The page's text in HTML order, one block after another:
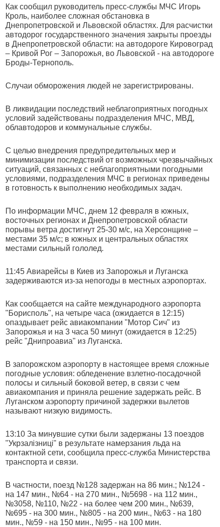
Как сообщил руководитель пресс-службы МЧС Игорь
Кроль, наиболее сложная обстановка в
Днепропетровской и Львовской областях. Для расчистки
автодорог государственного значения закрыты проезды
в Днепропетровской области: на автодороге Кировоград
– Кривой Рог – Запорожья, во Львовской - на автодороге
Броды-Тернополь.
Случаи обморожения людей не зарегистрированы.
В ликвидации последствий неблагоприятных погодных
условий задействованы подразделения МЧС, МВД,
облавтодоров и коммунальные службы.
С целью внедрения предупредительных мер и
минимизации последствий от возможных чрезвычайных
ситуаций, связанных с неблагоприятными погодными
условиями, подразделения МЧС в регионах приведены
в готовность к выполнению необходимых задач.
По информации МЧС, днем 12 февраля в южных,
восточных регионах и Днепропетровской области
порывы ветра достигнут 25-30 м/с, на Херсонщине –
местами 35 м/с; в южных и центральных областях
местами сильный гололед.
11:45 Авиарейсы в Киев из Запорожья и Луганска
задерживаются из-за непогоды в местных аэропортах.
Как сообщается на сайте международного аэропорта
"Борисполь", на четыре часа (ожидается в 12:15)
опаздывает рейс авиакомпании "Мотор Сич" из
Запорожья и на 3 часа 50 минут (ожидается в 12:25)
рейс "Днипроавиа" из Луганска.
В запорожском аэропорту в настоящее время сложные
погодные условия: обледенение взлетно-посадочной
полосы и сильный боковой ветер, в связи с чем
авиакомпания и приняла решение задержать рейс. В
Луганском аэропорту причиной задержки вылетов
называют низкую видимость.
13:10 За минувшие сутки были задержаны 13 поездов
"Укрзалізниці" в результате намерзания льда на
контактной сети, сообщила пресс-служба Министерства
транспорта и связи.
В частности, поезд №128 задержан на 86 мин.; №124 -
на 147 мин., №64 - на 270 мин., №5698 - на 112 мин.,
№3058, №110, №22 - на более чем 200 мин., №639,
№695 - на 300 мин., №805 - на 200 мин., №63 - на 180
мин., №59 - на 150 мин., №95 - на 100 мин.